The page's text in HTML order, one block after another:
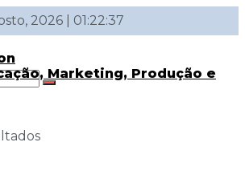
2026 | 01:22:37